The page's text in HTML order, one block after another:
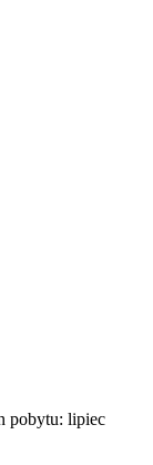
pobytu: lipiec